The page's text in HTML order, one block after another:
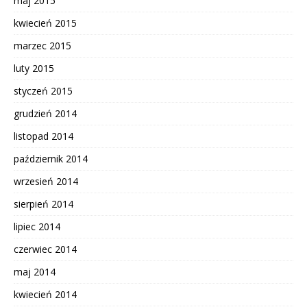
kwiecień 2015
marzec 2015
luty 2015
styczeń 2015
grudzień 2014
listopad 2014
październik 2014
wrzesień 2014
sierpień 2014
lipiec 2014
czerwiec 2014
maj 2014
kwiecień 2014